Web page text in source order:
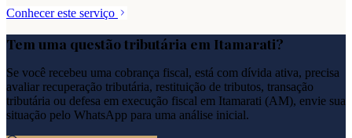
Conhecer este serviço
Tem uma questão tributária em Itamarati?
Se você recebeu uma cobrança fiscal, está com dívida ativa, precisa
avaliar recuperação tributária, restituição de tributos, transação
tributária ou defesa em execução fiscal em Itamarati (AM), envie sua
situação pelo WhatsApp para uma análise inicial.